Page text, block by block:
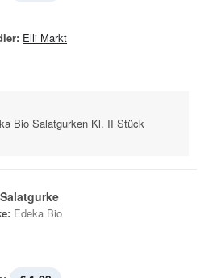
Elli Markt
Bio Salatgurken Kl. II Stück
Edeka Bio